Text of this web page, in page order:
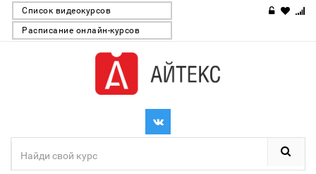
Список видеокурсов
Расписание онлайн-курсов